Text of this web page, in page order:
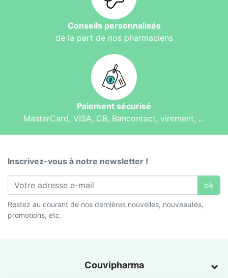
Conseils personnalisés
de la part de nos pharmaciens
Paiement sécurisé
MasterCard, VISA, CB, Bancontact, virement, ...
Inscrivez-vous à notre newsletter !
ok
Restez au courant de nos dernières nouvelles, nouveautés,
promotions, etc.
Couvipharma